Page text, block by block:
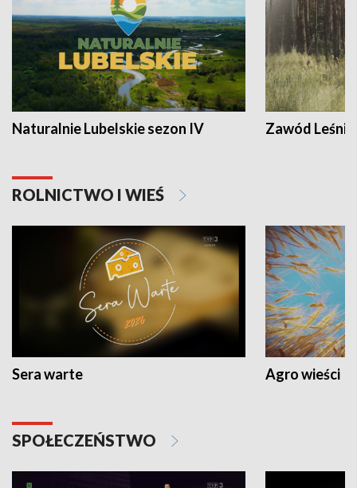
Naturalnie Lubelskie sezon IV Zawód Leśnik
ROLNICTWO I WIEŚ
Sera warte Agro wieści
SPOŁECZEŃSTWO